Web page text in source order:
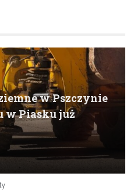
w Pszczynie
w Piasku już